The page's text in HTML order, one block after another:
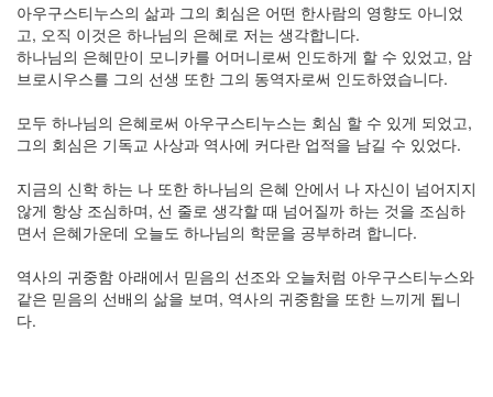
아우구스티누스의 삶과 그의 회심은 어떤 한사람의 영향도 아니었
고, 오직 이것은 하나님의 은혜로 저는 생각합니다.
하나님의 은혜만이 모니카를 어머니로써 인도하게 할 수 있었고, 암
브로시우스를 그의 선생 또한 그의 동역자로써 인도하였습니다.
모두 하나님의 은혜로써 아우구스티누스는 회심 할 수 있게 되었고,
그의 회심은 기독교 사상과 역사에 커다란 업적을 남길 수 있었다.
지금의 신학 하는 나 또한 하나님의 은혜 안에서 나 자신이 넘어지지
않게 항상 조심하며, 선 줄로 생각할 때 넘어질까 하는 것을 조심하
면서 은혜가운데 오늘도 하나님의 학문을 공부하려 합니다.
역사의 귀중함 아래에서 믿음의 선조와 오늘처럼 아우구스티누스와
같은 믿음의 선배의 삶을 보며, 역사의 귀중함을 또한 느끼게 됩니
다.